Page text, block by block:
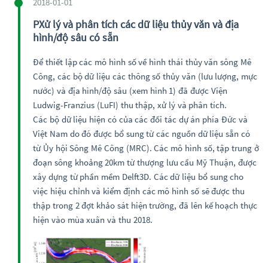
PXử lý và phân tích các dữ liệu thủy văn và địa
hình/độ sâu có sẵn
Để thiết lập các mô hình số về hình thái thủy văn sông Mê
Công, các bộ dữ liệu các thông số thủy văn (lưu lượng, mực
nước) và địa hình/độ sâu (xem hình 1) đã được Viện
Ludwig-Franzius (LuFI) thu thập, xử lý và phân tích.
Các bộ dữ liệu hiện có của các đối tác dự án phía Đức và
Việt Nam do đó được bổ sung từ các nguồn dữ liệu sẵn có
từ Ủy hội Sông Mê Công (MRC). Các mô hình số, tập trung ở
đoạn sông khoảng 20km từ thượng lưu cầu Mỹ Thuận, được
xây dựng từ phần mềm Delft3D. Các dữ liệu bổ sung cho
việc hiệu chỉnh và kiểm định các mô hình số sẽ được thu
thập trong 2 đợt khảo sát hiện trường, đã lên kế hoạch thực
hiện vào mùa xuân và thu 2018.